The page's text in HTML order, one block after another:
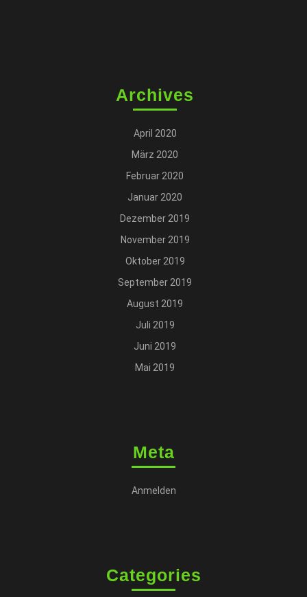
Archives
April 2020
März 2020
Februar 2020
Januar 2020
Dezember 2019
November 2019
Oktober 2019
September 2019
August 2019
Juli 2019
Juni 2019
Mai 2019
Meta
Anmelden
Categories